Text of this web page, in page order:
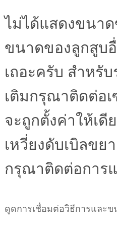
ไม่ได้แสดงขนา
ขนาดของลูกสูบ
เถอะครับ สำหรับ
เติมกรุณาติดต่อ
จะถูกตั้งค่าให้เดี
เหวี่ยงดับเบิลขย
กรุณาติดต่อการ
ดูดการเชื่อมต่อวิธีการและ